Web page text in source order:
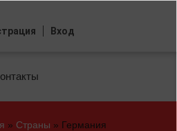
Вход
» Страны » Германия